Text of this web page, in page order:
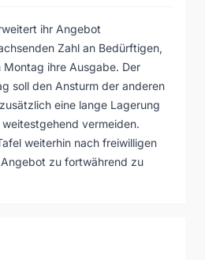
ihr Angebot
Zahl an Bedürftigen,
ihre Ausgabe. Der
soll den Ansturm der anderen
eine lange Lagerung
vermeiden.
weiterhin nach freiwilligen
zu fortwährend zu